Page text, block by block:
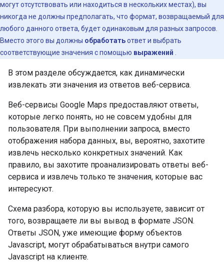
могут отсутствовать или находиться в нескольких местах), вы
никогда не должны предполагать, что формат, возвращаемый для
любого данного ответа, будет одинаковым для разных запросов.
Вместо этого вы должны обработатьответ и выбрать
соответствующие значения с помощью выражений
В этом разделе обсуждается, как динамически
извлекать эти значения из ответов веб-сервиса.
Веб-сервисы Google Maps предоставляют ответы,
которые легко понять, но не совсем удобны для
пользователя. При выполнении запроса, вместо
отображения набора данных, вы, вероятно, захотите
извлечь несколько конкретных значений. Как
правило, вы захотите проанализировать ответы веб-
сервиса и извлечь только те значения, которые вас
интересуют.
Схема разбора, которую вы используете, зависит от
того, возвращаете ли вы вывод в формате JSON.
Ответы JSON, уже имеющие форму объектов
Javascript, могут обрабатываться внутри самого
Javascript на клиенте.